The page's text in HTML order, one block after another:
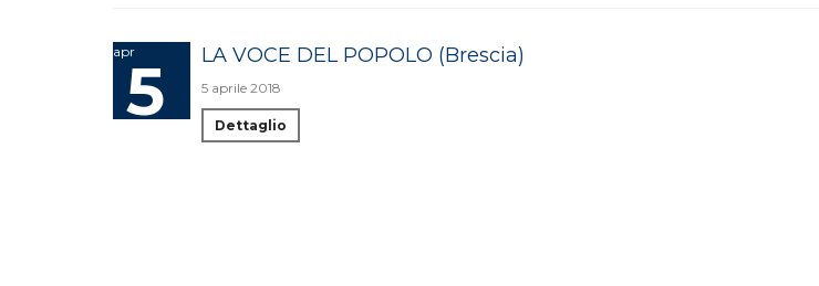
apr5 LA VOCE DEL POPOLO (Brescia)
5 aprile 2018
Dettaglio